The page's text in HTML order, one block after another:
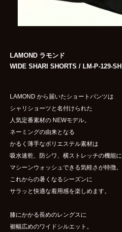
LAMOND ラモンド
WIDE SHARI SHORTS / LM-P-129-SH
LAMOND から届いたショートパンツは
シャリショーツと名付けられた
人気定番素材の NEWモデル。
ネーミングの由来となる
かるく薄手なポリエステル素材は
吸水速乾、防シワ、横ストレッチの機能に
マシーンウォッシュできる気軽さが特徴。
これからの暑くなるシーズンに
サラッと快適な着用感を楽しめます。
膝にかかる長めのレングスに
裾幅広めのワイドシルエット。